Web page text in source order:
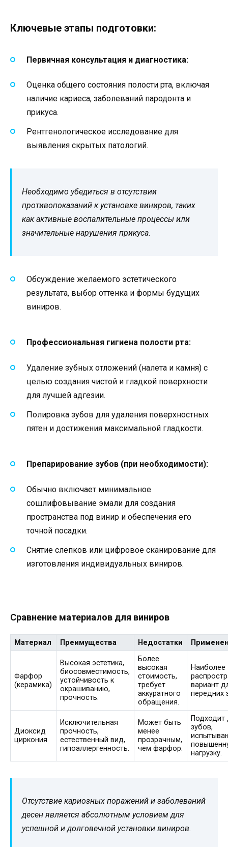
Ключевые этапы подготовки:
Первичная консультация и диагностика:
Оценка общего состояния полости рта, включая
наличие кариеса, заболеваний пародонта и
прикуса.
Рентгенологическое исследование для
выявления скрытых патологий.
Необходимо убедиться в отсутствии
противопоказаний к установке виниров, таких
как активные воспалительные процессы или
значительные нарушения прикуса.
Обсуждение желаемого эстетического
результата, выбор оттенка и формы будущих
виниров.
Профессиональная гигиена полости рта:
Удаление зубных отложений (налета и камня) с
целью создания чистой и гладкой поверхности
для лучшей адгезии.
Полировка зубов для удаления поверхностных
пятен и достижения максимальной гладкости.
Препарирование зубов (при необходимости):
Обычно включает минимальное
сошлифовывание эмали для создания
пространства под винир и обеспечения его
точной посадки.
Снятие слепков или цифровое сканирование для
изготовления индивидуальных виниров.
Сравнение материалов для виниров
Материал Преимущества Недостатки
Фарфор
(керамика)
Высокая эстетика,
биосовместимость,
устойчивость к
окрашиванию,
прочность.
Более
высокая
стоимость,
требует
аккуратного
обращения.
Наиболее
вариант
передних
Диоксид
циркония
Исключительная
прочность,
естественный вид,
гипоаллергенность.
Может быть
менее
прозрачным,
чем фарфор.
Подходит
зубов,
нагрузку.
Отсутствие кариозных поражений и заболеваний
десен является абсолютным условием для
успешной и долговечной установки виниров.